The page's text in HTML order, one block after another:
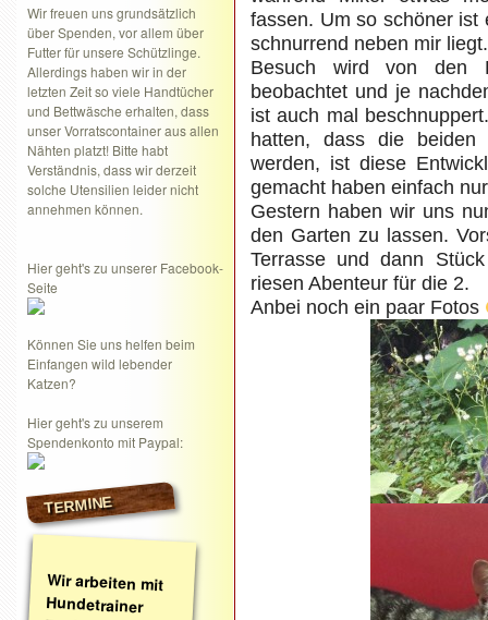
Wir freuen uns grundsätzlich
über Spenden, vor allem über
Futter für unsere Schützlinge.
Allerdings haben wir in der
letzten Zeit so viele Handtücher
und Bettwäsche erhalten, dass
unser Vorratscontainer aus allen
Nähten platzt! Bitte habt
Verständnis, dass wir derzeit
solche Utensilien leider nicht
annehmen können.
Hier geht's zu unserer Facebook-
Seite
Können Sie uns helfen beim
Einfangen wild lebender
Katzen?
Hier geht's zu unserem
Spendenkonto mit Paypal:
TERMINE
Wir arbeiten mit
Hundetrainer
David Weth von
canis intellectus
fassen. Um so schöner ist
schnurrend neben mir liegt.
Besuch wird von den
beobachtet und je
ist auch mal
hatten, dass die
werden, ist diese
gemacht haben einfach
Gestern haben wir uns
den Garten zu lassen.
Terrasse und dann
riesen Abenteur für die 2.
Anbei noch ein paar Fotos